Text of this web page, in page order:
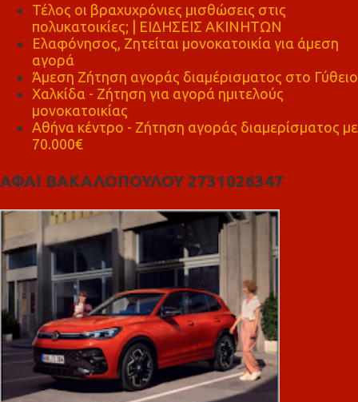
Τέλος οι βραχυχρόνιες μισθώσεις στις
πολυκατοικίες; | ΕΙΔΗΣΕΙΣ ΑΚΙΝΗΤΩΝ
Ελαφόνησος, Ζητείται μονοκατοικία για άμεση
αγορά
Άμεση Ζήτηση αγοράς διαμέρισματος στο Γύθειο
Χαλκίδα - Ζήτηση για αγορά ημιτελούς
μονοκατοικίας
Αθήνα κέντρο - Ζήτηση αγοράς διαμερίσματος με
70.000€
ΑΦΑΙ ΒΑΚΑΛΟΠΟΥΛΟΥ 2731026347